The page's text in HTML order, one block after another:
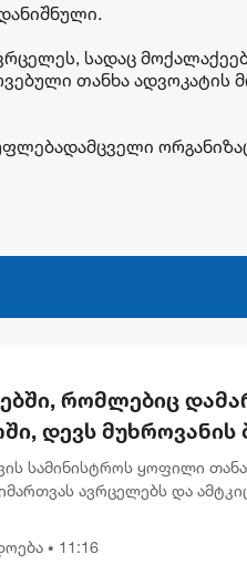
სადაც
თანხა ადვოკატის
რომლებიც
დევს
ახდის"
სამინისტროს ყოფილი
ავრცელებს და
• 11:16